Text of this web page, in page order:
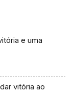
e uma
vitória ao